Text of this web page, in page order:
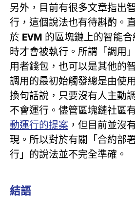
另外，目前有很多文章指出
行，這個說法也有待斟酌。
於 EVM 的區塊鏈上的智能
時才會被執行。所謂「調用
用者錢包，也可以是其他的
調用的最初始觸發總是由使
換句話說，只要沒有人主動
不會運行。儘管區塊鏈社區
動運行的提案 ，但目前並沒
現。所以對於有關「合約部
行」的說法並不完全準確。
結語